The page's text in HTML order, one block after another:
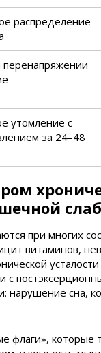
распределение
утомление с
за 24–48
при многих
витаминов,
с
нарушение сна,
флаги»,